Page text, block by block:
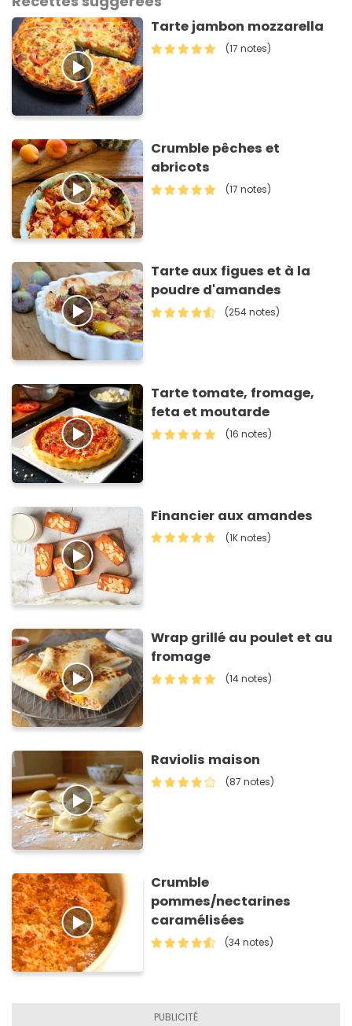
Tarte jambon mozzarella
(17 notes)
Crumble pêches et
abricots
(17 notes)
Tarte aux figues et à la
poudre d'amandes
(254 notes)
Tarte tomate, fromage,
feta et moutarde
(16 notes)
Financier aux amandes
(1K notes)
Wrap grillé au poulet et au
fromage
(14 notes)
Raviolis maison
(87 notes)
Crumble
pommes/nectarines
caramélisées
(34 notes)